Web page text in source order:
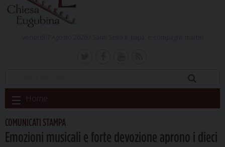
Skip
to
content
Home
COMUNICATI STAMPA
Emozioni musicali e forte devozione aprono i dieci